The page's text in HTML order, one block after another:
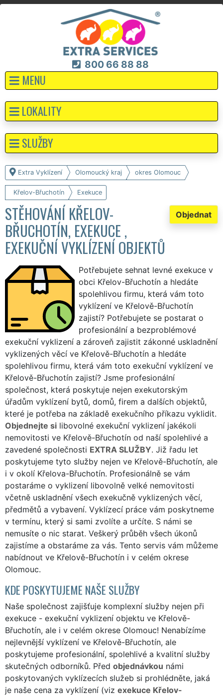
800 66 88 88
MENU
Extra Vyklízení Olomoucký kraj okres Olomouc
Křelov-Břuchotín Exekuce
Objednat
STĚHOVÁNÍ KŘELOV-
BŘUCHOTÍN, EXEKUCE ,
EXEKUČNÍ VYKLÍZENÍ OBJEKTŮ
Potřebujete sehnat levné exekuce v
obci Křelov-Břuchotín a hledáte
spolehlivou firmu, která vám toto
vyklízení ve Křelově-Břuchotín
zajistí? Potřebujete se postarat o
profesionální a bezproblémové
exekuční vyklizení a zároveň zajistit zákonné uskladnění
vyklizených věcí ve Křelově-Břuchotín a hledáte
spolehlivou firmu, která vám toto exekuční vyklízení ve
Křelově-Břuchotín zajistí? Jsme profesionální
společnost, která poskytuje nejen exekutorským
úřadům vyklízení bytů, domů, firem a dalších objektů,
které je potřeba na základě exekučního příkazu vyklidit.
Objednejte si libovolné exekuční vyklizení jakékoli
nemovitosti ve Křelově-Břuchotín od naší spolehlivé a
zavedené společnosti EXTRA SLUŽBY. Již řadu let
poskytujeme tyto služby nejen ve Křelově-Břuchotín, ale
i v okolí Křelova-Břuchotín. Profesionálně se vám
postaráme o vyklizení libovolně velké nemovitosti
včetně uskladnění všech exekučně vyklizených věcí,
předmětů a vybavení. Vyklízecí práce vám poskytneme
v termínu, který si sami zvolíte a určíte. S námi se
nemusíte o nic starat. Veškerý průběh všech úkonů
zajistíme a obstaráme za vás. Tento servis vám můžeme
nabídnout ve Křelově-Břuchotín i v celém okrese
Olomouc.
KDE POSKYTUJEME NAŠE SLUŽBY
Naše společnost zajišťuje komplexní služby nejen při
exekuce - exekuční vyklizení objektu ve Křelově-
Břuchotín, ale i v celém okrese Olomouc! Nenabízíme
nejlevnější vyklízení ve Křelově-Břuchotín, ale
poskytujeme profesionální, spolehlivé a kvalitní služby
skutečných odborníků. Před objednávkou námi
poskytovaných vyklízecích služeb si prohlédněte, jaká
je naše cena za vyklízení (viz exekuce Křelov-
LOKALITY
SLUŽBY